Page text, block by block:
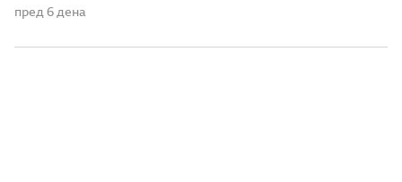
православна црква – Охридска архиепископија на 2
празнува Светиот пророк Илија – Илинден. Свети
пред 6 дена